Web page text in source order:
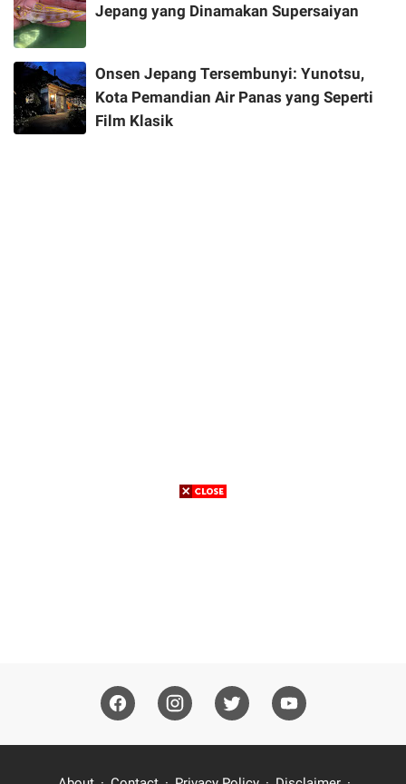
Jepang yang Dinamakan Supersaiyan
Onsen Jepang Tersembunyi: Yunotsu,
Kota Pemandian Air Panas yang Seperti
Film Klasik